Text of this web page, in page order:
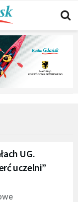
UG.
uczelni”